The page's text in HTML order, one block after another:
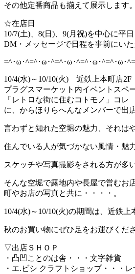
その他定番商品も揃えて展示します。
☆在店日
10/7(土)、8(日)、9(月祝)を中心に
DM・メッセージで日程を事前にい
=^･ω･^=^･ω･^=^･ω･^=^･ω･^=^･ω･
10/4(水)～10/10(火) 近鉄上本町店2F
プラグスマーケット内イベントスペ
「レトロな街に住むコトモノ」コレ
に、からほりらへんなメンバーで出
言わずと知れた空堀の魅力、それは
住んでいる人が気づかない風情・魅
スケッチや写真撮影をされる方が多
そんな空堀で露地内や長屋で営むお
町やお店の写真と共に・・・・。
10/4(水)～10/10(火)の期間は、近鉄
秋のお買い物にぜひ足をお運びくださ
▽出店ＳＨＯＰ
・凸凹ことのは舎・・・文字雑貨
・エ.ビシ クラフトショップ・・・